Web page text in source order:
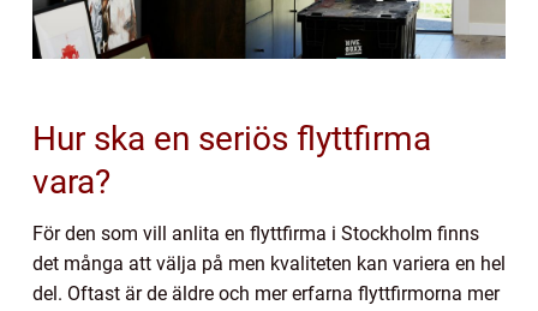
Hur ska en seriös flyttfirma
vara?
För den som vill anlita en flyttfirma i Stockholm finns
det många att välja på men kvaliteten kan variera en hel
del. Oftast är de äldre och mer erfarna flyttfirmorna mer